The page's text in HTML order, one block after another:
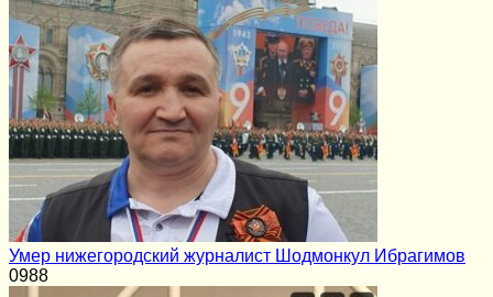
Умер нижегородский журналист Шодмонкул Ибрагимов
0988